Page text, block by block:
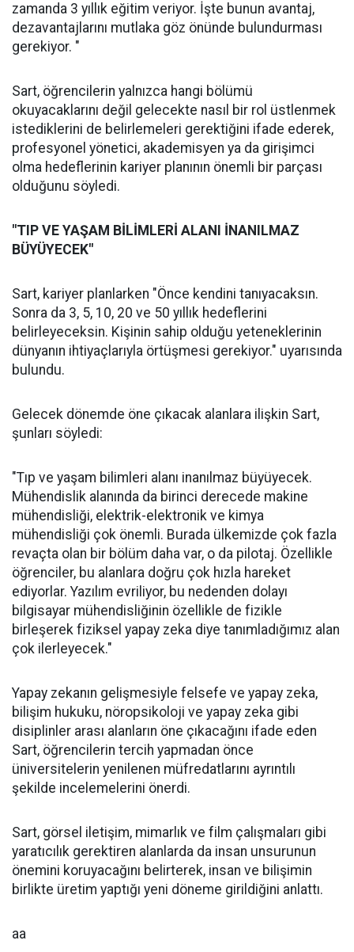
zamanda 3 yıllık eğitim veriyor. İşte bunun avantaj,
dezavantajlarını mutlaka göz önünde bulundurması
gerekiyor. "
Sart, öğrencilerin yalnızca hangi bölümü
okuyacaklarını değil gelecekte nasıl bir rol üstlenmek
istediklerini de belirlemeleri gerektiğini ifade ederek,
profesyonel yönetici, akademisyen ya da girişimci
olma hedeflerinin kariyer planının önemli bir parçası
olduğunu söyledi.
"TIP VE YAŞAM BİLİMLERİ ALANI İNANILMAZ
BÜYÜYECEK"
Sart, kariyer planlarken "Önce kendini tanıyacaksın.
Sonra da 3, 5, 10, 20 ve 50 yıllık hedeflerini
belirleyeceksin. Kişinin sahip olduğu yeteneklerinin
dünyanın ihtiyaçlarıyla örtüşmesi gerekiyor." uyarısında
bulundu.
Gelecek dönemde öne çıkacak alanlara ilişkin Sart,
şunları söyledi:
"Tıp ve yaşam bilimleri alanı inanılmaz büyüyecek.
Mühendislik alanında da birinci derecede makine
mühendisliği, elektrik-elektronik ve kimya
mühendisliği çok önemli. Burada ülkemizde çok fazla
revaçta olan bir bölüm daha var, o da pilotaj. Özellikle
öğrenciler, bu alanlara doğru çok hızla hareket
ediyorlar. Yazılım evriliyor, bu nedenden dolayı
bilgisayar mühendisliğinin özellikle de fizikle
birleşerek fiziksel yapay zeka diye tanımladığımız alan
çok ilerleyecek."
Yapay zekanın gelişmesiyle felsefe ve yapay zeka,
bilişim hukuku, nöropsikoloji ve yapay zeka gibi
disiplinler arası alanların öne çıkacağını ifade eden
Sart, öğrencilerin tercih yapmadan önce
üniversitelerin yenilenen müfredatlarını ayrıntılı
şekilde incelemelerini önerdi.
Sart, görsel iletişim, mimarlık ve film çalışmaları gibi
yaratıcılık gerektiren alanlarda da insan unsurunun
önemini koruyacağını belirterek, insan ve bilişimin
birlikte üretim yaptığı yeni döneme girildiğini anlattı.
aa